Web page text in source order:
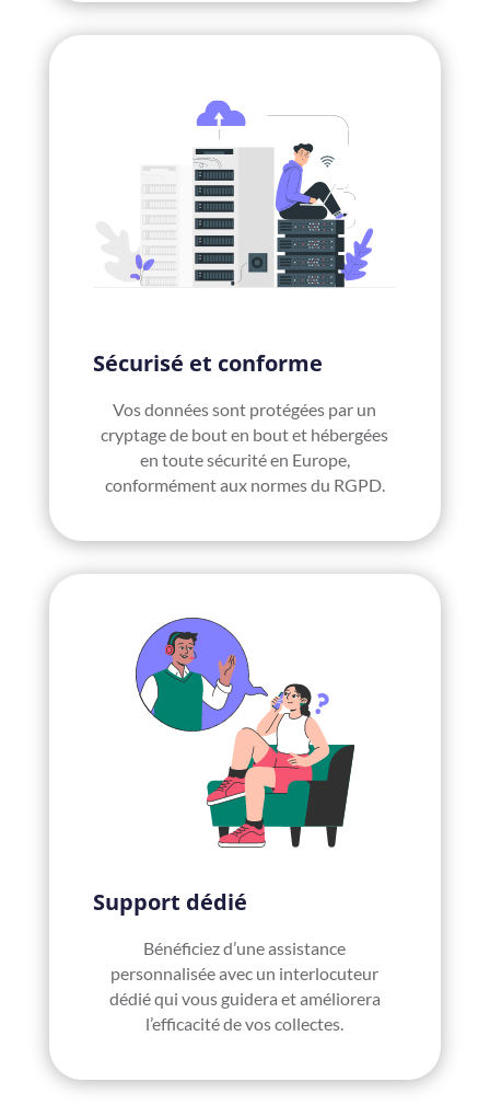
Sécurisé et conforme
Vos données sont protégées par un
cryptage de bout en bout et hébergées
en toute sécurité en Europe,
conformément aux normes du RGPD.
Support dédié
Bénéficiez d’une assistance
personnalisée avec un interlocuteur
dédié qui vous guidera et améliorera
l’efficacité de vos collectes.